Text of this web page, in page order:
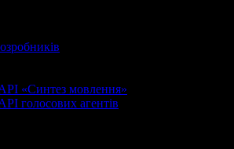
«Синтез мовлення»
голосових агентів